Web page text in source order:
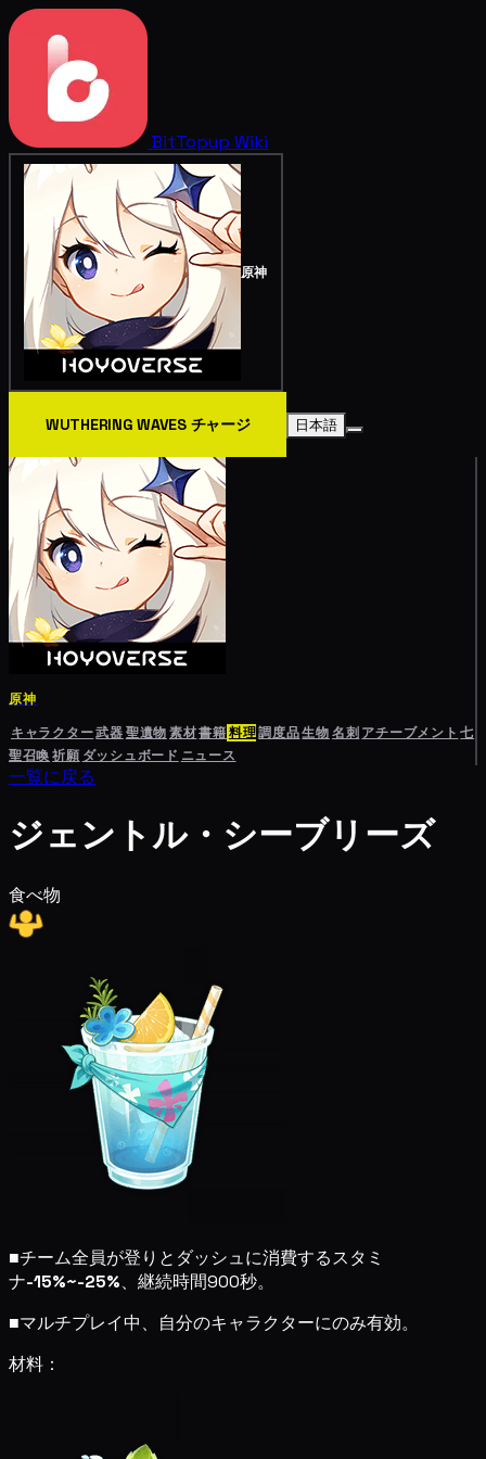
BitTopup Wiki
原神
WUTHERING WAVES チャージ 日本語
原神
キャラクター武器聖遺物素材書籍料理調度品生物名刺 アチーブメント 七
聖召喚祈願 ダッシュボード ニュース
一覧に戻る
ジェントル・シーブリーズ
食べ物
■チーム全員が登りとダッシュに消費するスタミ
ナ-15%~-25%、継続時間900秒。
■マルチプレイ中、自分のキャラクターにのみ有効。
材料：